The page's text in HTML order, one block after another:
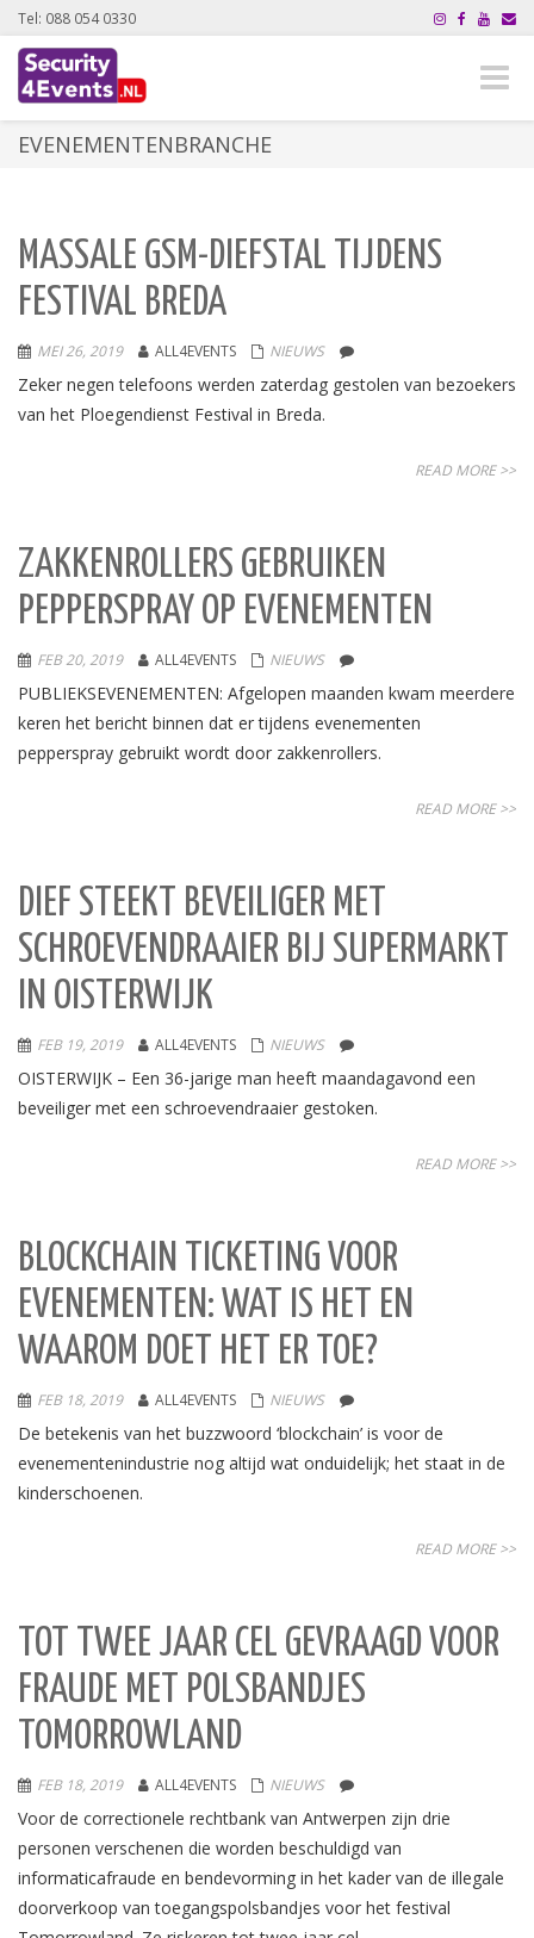
Tel: 088 054 0330
Toggle
EVENEMENTENBRANCHE
MASSALE GSM-DIEFSTAL TIJDENS
FESTIVAL BREDA
MEI 26, 2019 ALL4EVENTS NIEUWS
Zeker negen telefoons werden zaterdag gestolen van bezoekers
van het Ploegendienst Festival in Breda.
READ MORE >>
ZAKKENROLLERS GEBRUIKEN
PEPPERSPRAY OP EVENEMENTEN
FEB 20, 2019 ALL4EVENTS NIEUWS
PUBLIEKSEVENEMENTEN: Afgelopen maanden kwam meerdere
keren het bericht binnen dat er tijdens evenementen
pepperspray gebruikt wordt door zakkenrollers.
READ MORE >>
DIEF STEEKT BEVEILIGER MET
SCHROEVENDRAAIER BIJ SUPERMARKT
IN OISTERWIJK
FEB 19, 2019 ALL4EVENTS NIEUWS
OISTERWIJK – Een 36-jarige man heeft maandagavond een
beveiliger met een schroevendraaier gestoken.
READ MORE >>
BLOCKCHAIN TICKETING VOOR
EVENEMENTEN: WAT IS HET EN
WAAROM DOET HET ER TOE?
FEB 18, 2019 ALL4EVENTS NIEUWS
De betekenis van het buzzwoord ‘blockchain’ is voor de
evenementenindustrie nog altijd wat onduidelijk; het staat in de
kinderschoenen.
READ MORE >>
TOT TWEE JAAR CEL GEVRAAGD VOOR
FRAUDE MET POLSBANDJES
TOMORROWLAND
FEB 18, 2019 ALL4EVENTS NIEUWS
Voor de correctionele rechtbank van Antwerpen zijn drie
personen verschenen die worden beschuldigd van
informaticafraude en bendevorming in het kader van de illegale
doorverkoop van toegangspolsbandjes voor het festival